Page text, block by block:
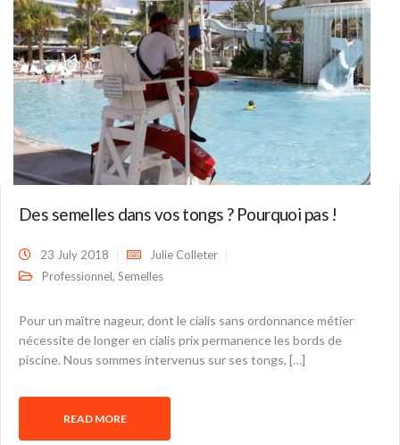
Des semelles dans vos tongs ? Pourquoi pas !
23 July 2018
Julie Colleter
Professionnel, Semelles
Pour un maître nageur, dont le cialis sans ordonnance métier
nécessite de longer en cialis prix permanence les bords de
piscine. Nous sommes intervenus sur ses tongs, […]
READ MORE